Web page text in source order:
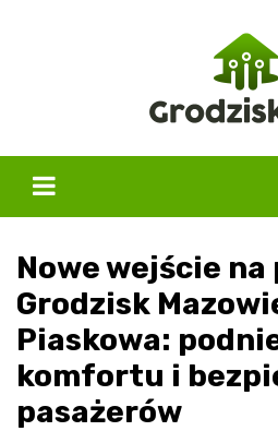
Nowe wejście
Grodzisk
Piaskowa:
komfortu i
pasażerów